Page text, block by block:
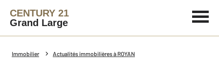
CENTURY 21
Grand Large
Immobilier Actualités immobilières à ROYAN